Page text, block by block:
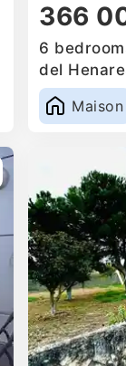
366
6
del
Maison